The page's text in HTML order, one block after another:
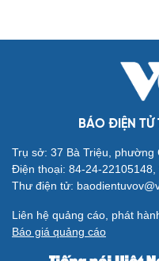
BÁO ĐIỆN TỬ
Trụ sở: 37 Bà Triệu, phường
Điện thoại: 84-24-
Thư điện tử:
Liên hệ quảng cáo, phát
Báo giá quảng cáo